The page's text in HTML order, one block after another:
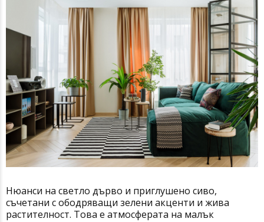
Нюанси на светло дърво и приглушено сиво,
съчетани с ободряващи зелени акценти и жива
растителност. Това е атмосферата на малък